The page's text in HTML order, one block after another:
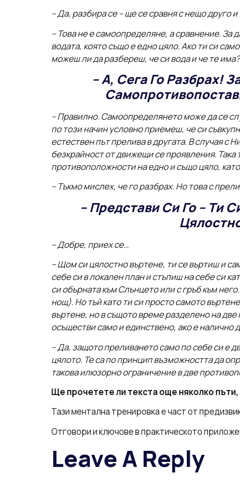
– Да, разбира се – ще се сравня с нещо друго
– Това не е самоопределяне, а сравнение. За
водата, която също е едно цяло. Ако ти си
можеш ли да разбереш, че си вода и че те има?
– А, Сега Го Разбрах!
– Правилно. Самоопределянето може да се
по този начин условно приемеш, че си
естествен път прелива в другата. В случая
безкрайност от движещи се проявления.
противоположности на едно и също цяло,
– Тъкмо мислех, че го разбрах. Но това с
– Представи Си Го – Ти
– Добре, приех се…
– Щом си цялостно въртене, ти се въртиш и
себе си в локален план и стъпиш на себе си
си обърната към Слънцето или с гръб към
нощ). Но тъй като ти си просто самото
въртене, но в същото време разделено на
осъществи само и единствено, ако е налично
– Да, защото преливането само по себе си е
цялото. Те са по принцип възможността да
такова илюзорно ограничение в две
Ще прочетете ли текста още няколко
Тази ментална тренировка е част от
Отговори и ключове в практическото
Leave A Reply